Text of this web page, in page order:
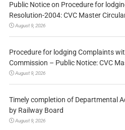
Public Notice on Procedure for
Resolution-2004: CVC Master
August 9, 2026
Procedure for lodging Complaints
Commission – Public Notice: CVC
August 9, 2026
Timely completion of Departmental
by Railway Board
August 9, 2026